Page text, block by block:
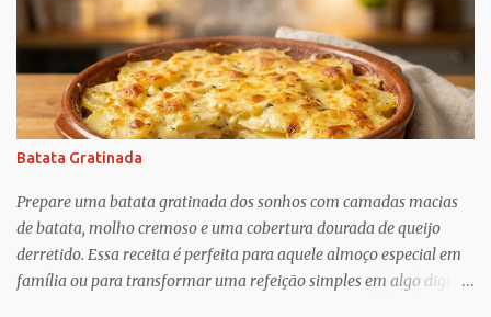
abundante de carne cozida lentamente com temperos, criando
uma combinação perfeita para qualquer momento do dia. Muito
popular em festas, lanchonetes, reuniões familiares e até como
opção para um jantar rápido, o buraco quente é uma receita
versátil que agrada crianças e adultos. O contraste entre o pão
levemente tostado e o recheio quente e cremoso transforma
é uma ótima alternativa para aproveitar ingredientes que muitas
vezes já temos na cozinha, como carne moída, cebola, tomate e
te...
Batata Gratinada
Prepare uma batata gratinada dos sonhos com camadas macias
de batata, molho cremoso e uma cobertura dourada de queijo
derretido. Essa receita é perfeita para aquele almoço especial em
família ou para transformar uma refeição simples em algo digno